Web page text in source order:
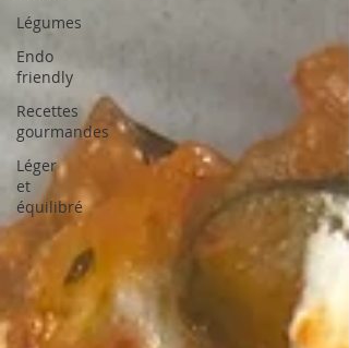
Légumes
Endo
friendly
Recettes
gourmandes
Léger
et
équilibré